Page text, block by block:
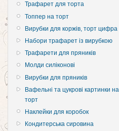
Трафарет для торта
Топпер на торт
Вирубки для коржів, торт цифра
Набори трафарет із вирубкою
Трафарети для пряників
Молди силіконові
Вирубки для пряників
Вафельні та цукрові картинки на
торт
Наклейки для коробок
Кондитерська сировина